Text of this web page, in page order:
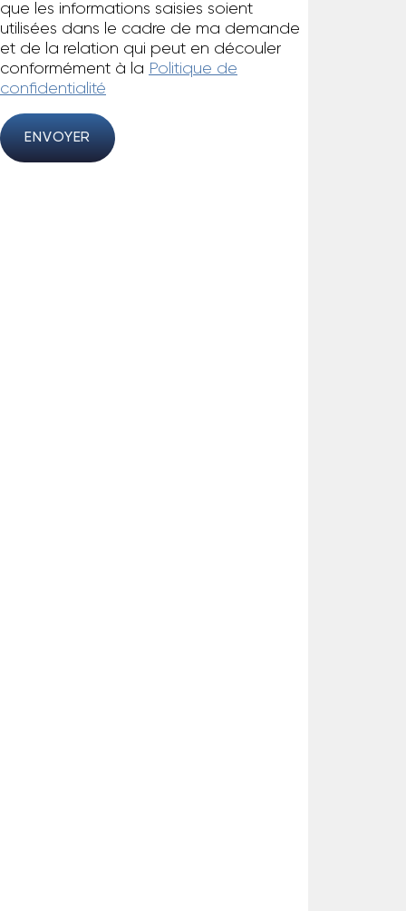
que les informations saisies soient
utilisées dans le cadre de ma demande
et de la relation qui peut en découler
conformément à la Politique de
confidentialité
ENVOYER